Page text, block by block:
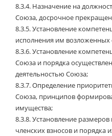
8.3.4. Назначение на
Союза, досрочное
8.3.5.Установление
исполнения им возложенных
8.3.6.Установление
Союза и порядка
деятельностью Союза;
8.3.7.Определение
Союза, принципов
имущества;
8.3.8.Установление размеров
членских взносов и порядка